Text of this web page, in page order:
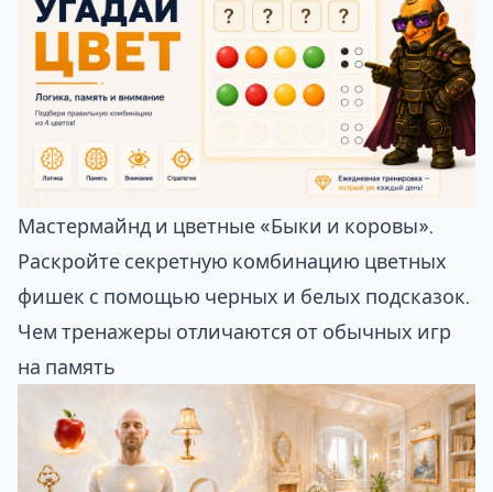
Мастермайнд и цветные «Быки и коровы».
Раскройте секретную комбинацию цветных
фишек с помощью черных и белых подсказок.
Чем тренажеры отличаются от обычных игр
на память